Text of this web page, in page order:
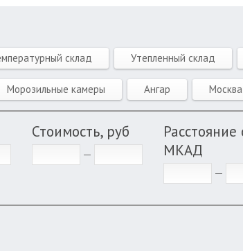
склад Утепленный склад
Морозильные камеры Ангар Москва
Стоимость, руб
Расстояние
МКАД